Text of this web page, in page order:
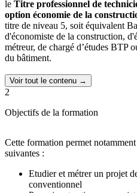
le Titre professionnel de
option économie de la
titre de niveau 5, soit équivalent
d'économiste de la construction,
métreur, de chargé d’études BTP
du bâtiment.
Cette formation permet notamment
suivantes :
Etudier et métrer un projet
conventionnel
Assurer le suivi des travaux
Les avantages de notre formation :
Voir tout le contenu →
2
Objectifs de la formation
Cette formation permet
suivantes :
Etudier et métrer un projet
conventionnel